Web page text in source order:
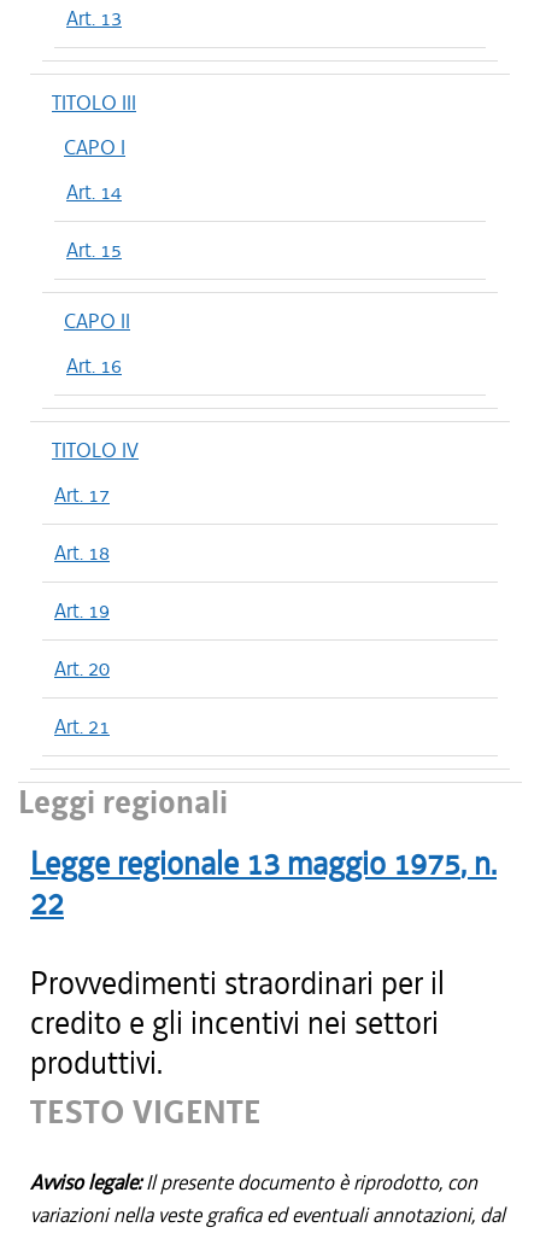
Art. 13
TITOLO III
CAPO I
Art. 14
Art. 15
CAPO II
Art. 16
TITOLO IV
Art. 17
Art. 18
Art. 19
Art. 20
Art. 21
Leggi regionali
Legge regionale 13 maggio 1975, n.
22
Provvedimenti straordinari per il
credito e gli incentivi nei settori
produttivi.
TESTO VIGENTE
Avviso legale:Il presente documento è riprodotto, con
variazioni nella veste grafica ed eventuali annotazioni, dal